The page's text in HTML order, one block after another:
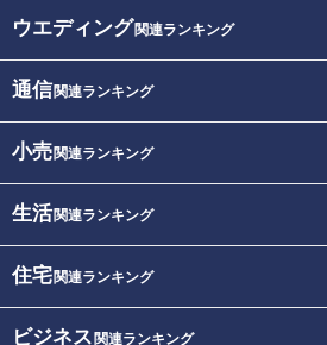
ウエディング関連ランキング
通信関連ランキング
小売関連ランキング
生活関連ランキング
住宅関連ランキング
ビジネス 関連ランキング